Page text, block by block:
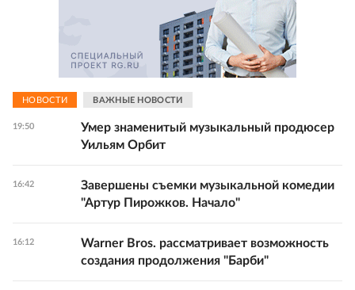
НОВОСТИ ВАЖНЫЕ НОВОСТИ
19:50
Умер знаменитый музыкальный продюсер
Уильям Орбит
16:42
Завершены съемки музыкальной комедии
"Артур Пирожков. Начало"
16:12
Warner Bros. рассматривает возможность
создания продолжения "Барби"